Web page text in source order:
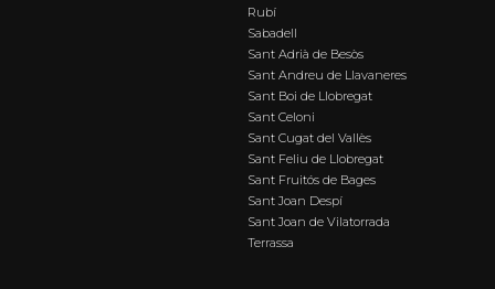
Rubí
Sabadell
Sant Adrià de Besòs
Sant Andreu de Llavaneres
Sant Boi de Llobregat
Sant Celoni
Sant Cugat del Vallès
Sant Feliu de Llobregat
Sant Fruitós de Bages
Sant Joan Despí
Sant Joan de Vilatorrada
Terrassa